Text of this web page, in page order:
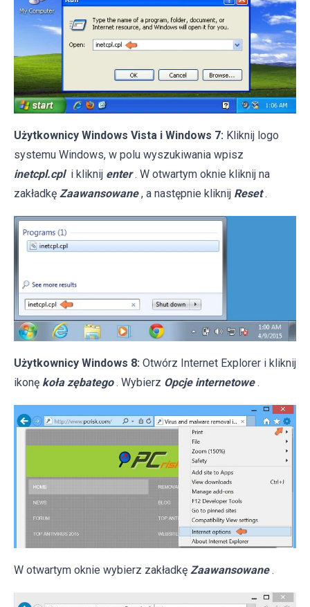
Użytkownicy Windows Vista i Windows 7: Kliknij logo
systemu Windows, w polu wyszukiwania wpisz
inetcpl.cpl i kliknij enter . W otwartym oknie kliknij na
zakładkę Zaawansowane , a następnie kliknij Reset .
Użytkownicy Windows 8: Otwórz Internet Explorer i kliknij
ikonę koła zębatego . Wybierz Opcje internetowe .
W otwartym oknie wybierz zakładkę Zaawansowane .